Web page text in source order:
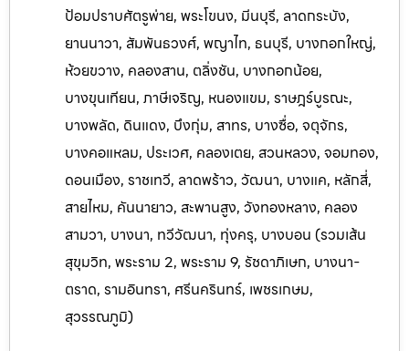
ป้อมปราบศัตรูพ่าย, พระโขนง, มีนบุรี, ลาดกระบัง,
ยานนาวา, สัมพันธวงศ์, พญาไท, ธนบุรี, บางกอกใหญ่,
ห้วยขวาง, คลองสาน, ตลิ่งชัน, บางกอกน้อย,
บางขุนเทียน, ภาษีเจริญ, หนองแขม, ราษฎร์บูรณะ,
บางพลัด, ดินแดง, บึงกุ่ม, สาทร, บางซื่อ, จตุจักร,
บางคอแหลม, ประเวศ, คลองเตย, สวนหลวง, จอมทอง,
ดอนเมือง, ราชเทวี, ลาดพร้าว, วัฒนา, บางแค, หลักสี่,
สายไหม, คันนายาว, สะพานสูง, วังทองหลาง, คลอง
สามวา, บางนา, ทวีวัฒนา, ทุ่งครุ, บางบอน (รวมเส้น
สุขุมวิท, พระราม 2, พระราม 9, รัชดาภิเษก, บางนา-
ตราด, รามอินทรา, ศรีนครินทร์, เพชรเกษม,
สุวรรณภูมิ)